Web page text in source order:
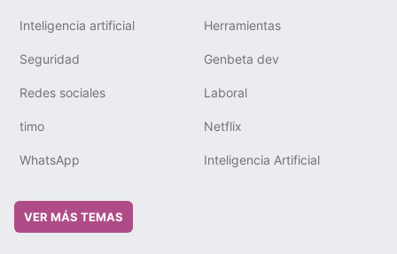
Inteligencia artificial Herramientas
Seguridad Genbeta dev
Redes sociales Laboral
timo Netflix
WhatsApp Inteligencia Artificial
VER MÁS TEMAS